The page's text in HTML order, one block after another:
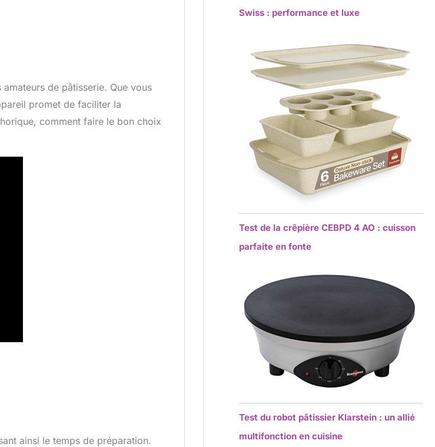
de pâtisserie. Que vous
promet de faciliter la
comment faire le bon choix
ainsi le temps de préparation.
Swiss : performance et luxe
Test de la crêpière CEBPD 4 AO : cuisson
parfaite en fonte
Test du robot pâtissier Klarstein : un allié
multifonction en cuisine